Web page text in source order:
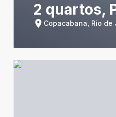
2 quartos,
Copacabana, Rio de